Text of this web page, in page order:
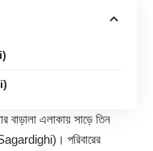
বাড়ালা এলাকায় সাড়ে তিন
)। পরিবারের